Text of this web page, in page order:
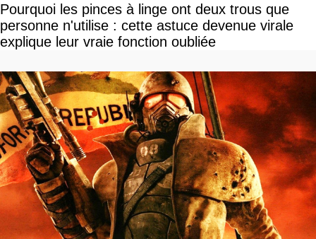
Pourquoi les pinces à linge ont deux trous que
personne n'utilise : cette astuce devenue virale
explique leur vraie fonction oubliée